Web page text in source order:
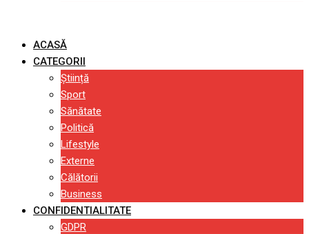
ACASĂ
CATEGORII
Știință
Sport
Sănătate
Politică
Lifestyle
Externe
Călătorii
Business
CONFIDENTIALITATE
GDPR